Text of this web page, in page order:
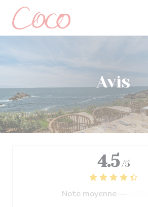
Personnalisation de vos choix en matière
Avis
4.5 /5
Note moyenne —